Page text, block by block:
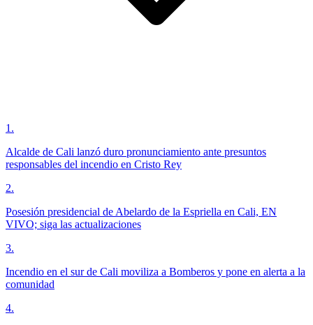
1 .
Alcalde de Cali lanzó duro pronunciamiento ante presuntos
responsables del incendio en Cristo Rey
2.
Posesión presidencial de Abelardo de la Espriella en Cali, EN
VIVO; siga las actualizaciones
3.
Incendio en el sur de Cali moviliza a Bomberos y pone en alerta a la
comunidad
4.